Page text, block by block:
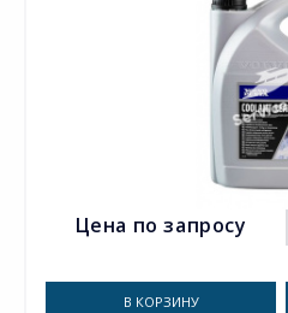
Цена по запросу
В КОРЗИНУ